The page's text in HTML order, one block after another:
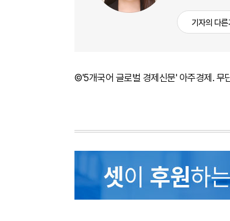
기자의 다른
©'5개국어 글로벌 경제신문' 아주경제. 무